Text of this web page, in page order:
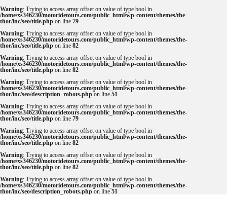
Warning: Trying to access array offset on value of type bool in
/home/xs346230/motoridetours.com/public_html/wp-content/themes/the-
thor/inc/seo/title.php on line 79
Warning: Trying to access array offset on value of type bool in
/home/xs346230/motoridetours.com/public_html/wp-content/themes/the-
thor/inc/seo/title.php on line 82
Warning: Trying to access array offset on value of type bool in
/home/xs346230/motoridetours.com/public_html/wp-content/themes/the-
thor/inc/seo/title.php on line 82
Warning: Trying to access array offset on value of type bool in
/home/xs346230/motoridetours.com/public_html/wp-content/themes/the-
thor/inc/seo/description_robots.php on line 51
Warning: Trying to access array offset on value of type bool in
/home/xs346230/motoridetours.com/public_html/wp-content/themes/the-
thor/inc/seo/title.php on line 79
Warning: Trying to access array offset on value of type bool in
/home/xs346230/motoridetours.com/public_html/wp-content/themes/the-
thor/inc/seo/title.php on line 82
Warning: Trying to access array offset on value of type bool in
/home/xs346230/motoridetours.com/public_html/wp-content/themes/the-
thor/inc/seo/title.php on line 82
Warning: Trying to access array offset on value of type bool in
/home/xs346230/motoridetours.com/public_html/wp-content/themes/the-
thor/inc/seo/description_robots.php on line 51
タグ
One Piece あか牛 あか牛の館
わいた温泉
クシタニ グルメ サウナ ステッカー
バイクレンタル フェアフィールド
ホンダ モトライドツアーズ モトライドレンタル
モーターサイクル
レンタル レンタルバイク ワンピース
九州ツーリング 人吉 人吉球磨
南小国 南阿蘇村 喫茶竹熊